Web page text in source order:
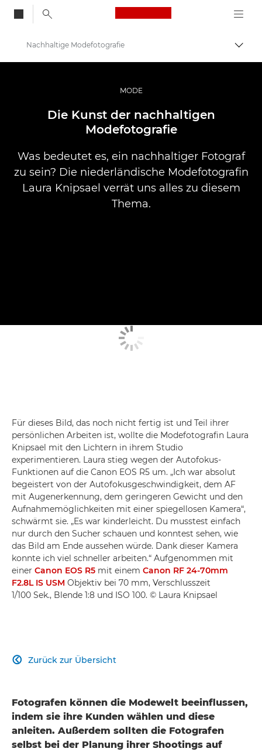
Canon Logo, back
Auf
Profi-Geschichten: Inspirationen für Foto, Video und Durck
Nachhaltige Modefotografie
MODE
Die Kunst der nachhaltigen
Modefotografie
Was bedeutet es, ein nachhaltiger Fotograf
zu sein? Die niederländische Modefotografin
Laura Knipsael verrät uns alles zu diesem
Thema.
Für dieses Bild, das noch nicht fertig ist und Teil ihrer
persönlichen Arbeiten ist, wollte die Modefotografin Laura
Knipsael mit den Lichtern in ihrem Studio
experimentieren. Laura stieg wegen der Autofokus-
Funktionen auf die Canon EOS R5 um. „Ich war absolut
begeistert von der Autofokusgeschwindigkeit, dem AF
mit Augenerkennung, dem geringeren Gewicht und den
Aufnahmemöglichkeiten mit einer spiegellosen Kamera“,
schwärmt sie. „Es war kinderleicht. Du musstest einfach
nur durch den Sucher schauen und konntest sehen, wie
das Bild am Ende aussehen würde. Dank dieser Kamera
konnte ich viel schneller arbeiten.“ Aufgenommen mit
einer Canon EOS R5 mit einem Canon RF 24-70mm
F2.8L IS USM Objektiv bei 70 mm, Verschlusszeit
1/100 Sek., Blende 1:8 und ISO 100. © Laura Knipsael
Zurück zur Übersicht

Fotografen können die Modewelt beeinflussen,
indem sie ihre Kunden wählen und diese
anleiten. Außerdem sollten die Fotografen
selbst bei der Planung ihrer Shootings auf